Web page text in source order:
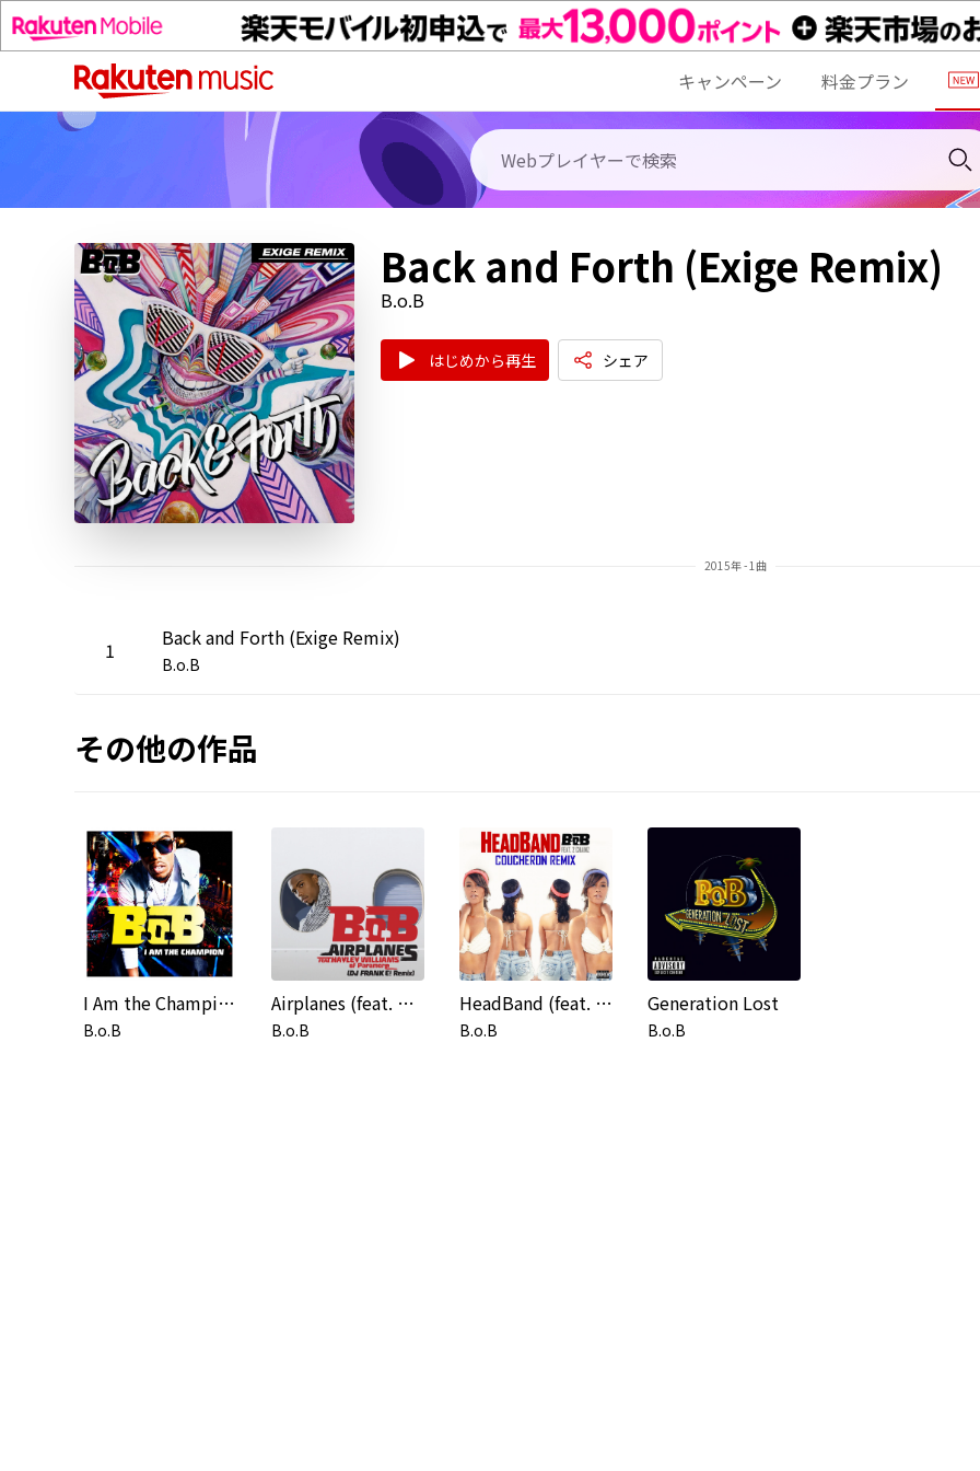
キャンペーン 料金プラン
Back and Forth (Exige Remix)
B.o.B
はじめから再生 シェア
2015年 - 1曲
1 Back and Forth (Exige Remix)
B.o.B
その他の作品
I Am the Champion
B.o.B
Airplanes (feat. Hayley Williams of Paramore) [DJ FRANK E! Remix]
B.o.B
HeadBand (feat. 2 Chainz) [Coucheron Remix]
B.o.B
Generation Lost
B.o.B